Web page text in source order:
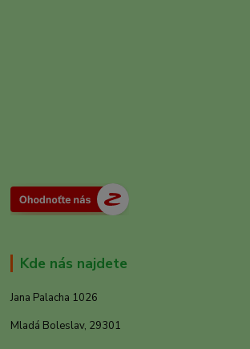
Kde nás najdete
Jana Palacha 1026
Mladá Boleslav, 29301